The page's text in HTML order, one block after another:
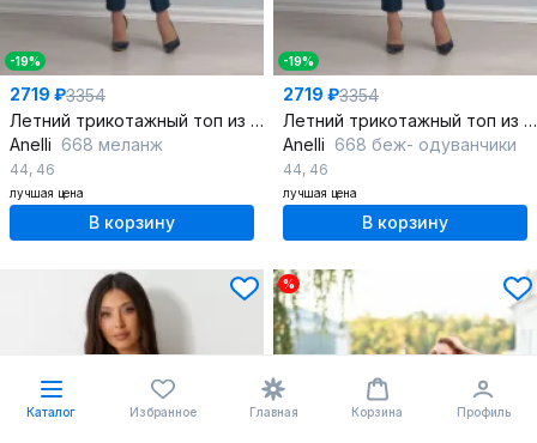
-19%
2719 ₽3354
Летний трикотажный топ из мягкого трикотажа цветочного принта
Anelli 668 меланж
44, 46
лучшая цена
В корзину
-19%
2719 ₽3354
Летний трикотажный топ из цветочного принта свободного кроя
Anelli 668 беж- одуванчики
44, 46
лучшая цена
В корзину
%
Каталог Избранное Главная Корзина Профиль